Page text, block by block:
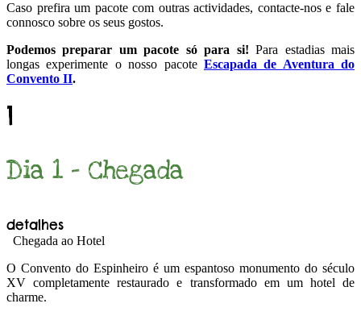
Caso prefira um pacote com outras actividades, contacte-nos e fale
connosco sobre os seus gostos.
Podemos preparar um pacote só para si!Para estadias mais
longas experimente o nosso pacote Escapada de Aventura do
Convento II.
1
Dia 1 - Chegada
detalhes
Chegada ao Hotel
O Convento do Espinheiro é um espantoso monumento do século
XV completamente restaurado e transformado em um hotel de
charme.